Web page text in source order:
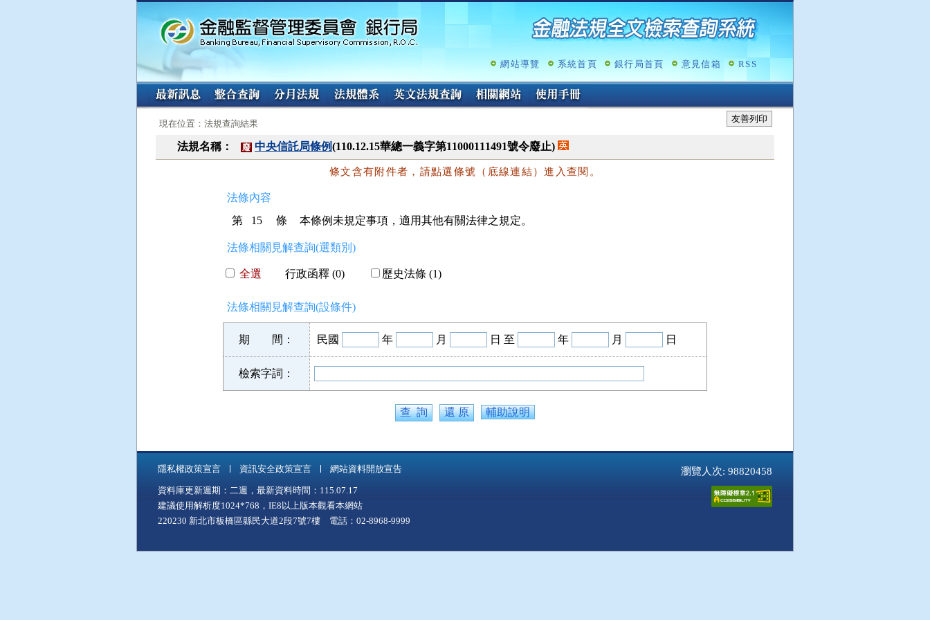
跳
容
網站導覽 系統首頁 銀行局首頁 意見信箱 RSS
:::
現在位置：法規查詢結果 友善列印
法規名稱： 廢 中央信託局條例(110.12.15華總一義字第11000111491號令廢止)
條文含有附件者，請點選條號（底線連結）進入查閱。
法條內容
第 15 條
本條例未規定事項，適用其他有關法律之規定。
法條相關見解查詢(選類別)
全選 行政函釋 (0) 歷史法條 (1)
法條相關見解查詢(設條件)
期 間： 民國 年 月 日 至 年 月 日
檢索字詞：
輔助說明
隱私權政策宣言 資訊安全政策宣言 網站資料開放宣告 瀏覽人次: 98820458
資料庫更新週期：二週，最新資料時間：115.07.17
建議使用解析度1024*768，IE8以上版本觀看本網站
220230 新北市板橋區縣民大道2段7號7樓 電話：02-8968-9999